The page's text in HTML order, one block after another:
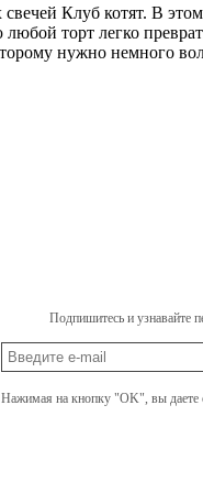
Клуб котят. В
торт легко
нужно немного
Подпишитесь и узнавайте
Нажимая на кнопку "OK", вы даете